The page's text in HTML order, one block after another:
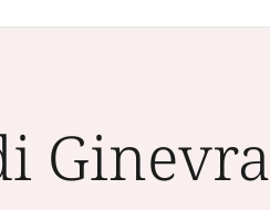
Ginevra